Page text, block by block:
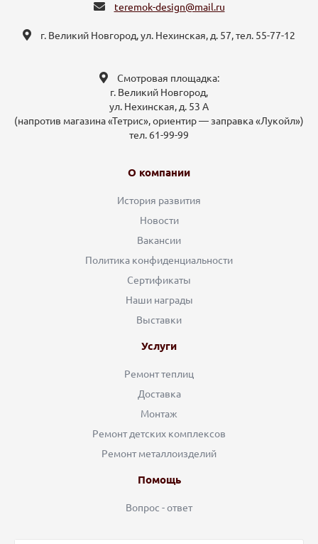
teremok-design@mail.ru
г. Великий Новгород, ул. Нехинская, д. 57, тел. 55-77-12
Смотровая площадка:
г. Великий Новгород,
ул. Нехинская, д. 53 А
(напротив магазина «Тетрис», ориентир — заправка «Лукойл»)
тел. 61-99-99
О компании
История развития
Новости
Вакансии
Политика конфиденциальности
Сертификаты
Наши награды
Выставки
Услуги
Ремонт теплиц
Доставка
Монтаж
Ремонт детских комплексов
Ремонт металлоизделий
Помощь
Вопрос - ответ